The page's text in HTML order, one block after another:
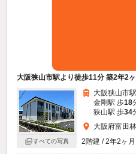
大阪狭山市駅より徒歩11分 築2年2
すべての写真
大阪狭山市
金剛駅 歩18
狭山駅 歩34
大阪府富田
2階建 / 2年2ヶ